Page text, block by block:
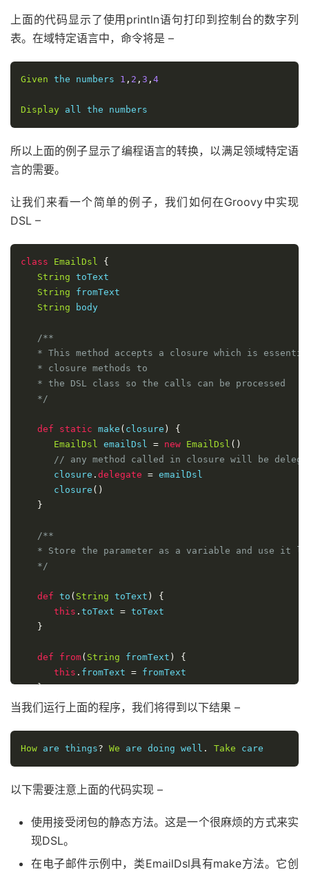
上面的代码显示了使用println语句打印到控制台的数字列
表。在域特定语言中，命令将是 –
Given the numbers 1 , 2 , 3 , 4
Display
所以上面的例子显示了编程语言的转换，以满足领域特定语
言的需要。
让我们来看一个简单的例子，我们如何在Groovy中实现
DSL –
class EmailDsl
{
String toText
String fromText
String body
/**
* This method accepts a closure which is
   * closure methods to
   * the DSL class so the calls can be processed
   */
def static make ( closure )
{
EmailDsl emailDsl = new EmailDsl ()
// any method called in closure will be
      closure
. delegate = emailDsl
      closure
()
}
/**
* Store the parameter as a variable and use it
   */
def to ( String toText )
{
this . toText = toText
}
def from( String fromText )
{
this . fromText = fromText
}
this.body = bodyText
EmailDsl.make {
from "Barack Obama"
   body
"How are things? We are doing well. Take
当我们运行上面的程序，我们将得到以下结果 –
How are things? We are doing well . Take
以下需要注意上面的代码实现 –
使用接受闭包的静态方法。这是一个很麻烦的方式来实
现DSL。
在电子邮件示例中，类EmailDsl具有make方法。它创